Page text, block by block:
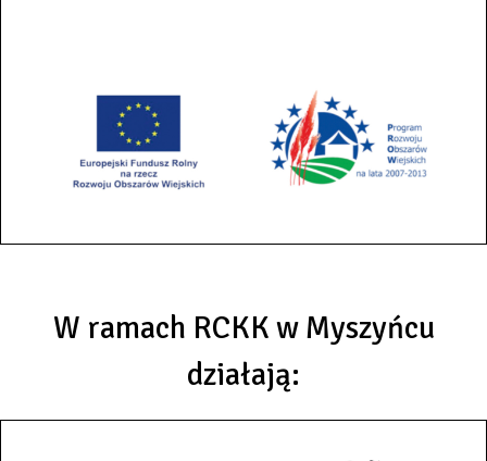
W ramach RCKK w Myszyńcu
działają: